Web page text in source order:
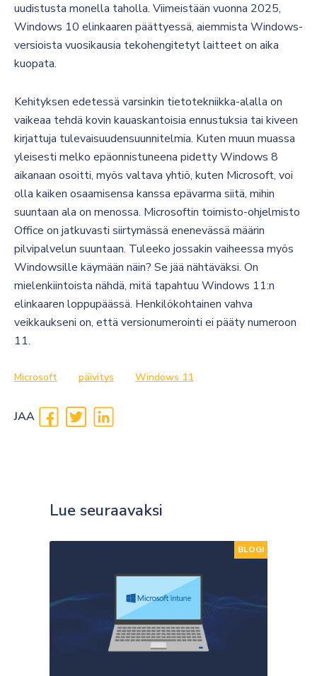
uudistusta monella taholla. Viimeistään vuonna 2025,
Windows 10 elinkaaren päättyessä, aiemmista Windows-
versioista vuosikausia tekohengitetyt laitteet on aika
kuopata.
Kehityksen edetessä varsinkin tietotekniikka-alalla on
vaikeaa tehdä kovin kauaskantoisia ennustuksia tai kiveen
kirjattuja tulevaisuudensuunnitelmia. Kuten muun muassa
yleisesti melko epäonnistuneena pidetty Windows 8
aikanaan osoitti, myös valtava yhtiö, kuten Microsoft, voi
olla kaiken osaamisensa kanssa epävarma siitä, mihin
suuntaan ala on menossa. Microsoftin toimisto-ohjelmisto
Office on jatkuvasti siirtymässä enenevässä määrin
pilvipalvelun suuntaan. Tuleeko jossakin vaiheessa myös
Windowsille käymään näin? Se jää nähtäväksi. On
mielenkiintoista nähdä, mitä tapahtuu Windows 11:n
elinkaaren loppupäässä. Henkilökohtainen vahva
veikkaukseni on, että versionumerointi ei pääty numeroon
11.
Microsoft päivitys Windows 11
JAA
Lue seuraavaksi
BLOGI